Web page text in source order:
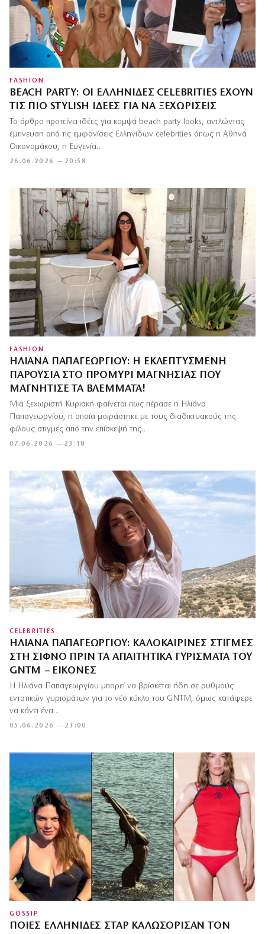
FASHION
BEACH PARTY: ΟΙ ΕΛΛΗΝΊΔΕΣ CELEBRITIES ΈΧΟΥΝ
ΤΙΣ ΠΙΟ STYLISH ΙΔΈΕΣ ΓΙΑ ΝΑ ΞΕΧΩΡΊΣΕΙΣ
26.06.2026 — 20:58
Το άρθρο προτείνει ιδέες για κομψά beach party looks, αντλώντας
έμπνευση από τις εμφανίσεις Ελληνίδων celebrities όπως η Αθηνά
Οικονομάκου, η Ευγενία…
FASHION
ΗΛΙΆΝΑ ΠΑΠΑΓΕΩΡΓΊΟΥ: Η ΕΚΛΕΠΤΥΣΜΈΝΗ
ΠΑΡΟΥΣΊΑ ΣΤΟ ΠΡΟΜΎΡΙ ΜΑΓΝΗΣΊΑΣ ΠΟΥ
ΜΑΓΝΉΤΙΣΕ ΤΑ ΒΛΈΜΜΑΤΑ!
07.06.2026 — 23:18
Μια ξεχωριστή Κυριακή φαίνεται πως πέρασε η Ηλιάνα
Παπαγεωργίου, η οποία μοιράστηκε με τους διαδικτυακούς της
φίλους στιγμές από την επίσκεψή της…
CELEBRITIES
ΗΛΙΆΝΑ ΠΑΠΑΓΕΩΡΓΊΟΥ: ΚΑΛΟΚΑΙΡΙΝΈΣ ΣΤΙΓΜΈΣ
ΣΤΗ ΣΊΦΝΟ ΠΡΙΝ ΤΑ ΑΠΑΙΤΗΤΙΚΆ ΓΥΡΊΣΜΑΤΑ ΤΟΥ
GNTM – ΕΙΚΌΝΕΣ
05.06.2026 — 23:00
Η Ηλιάνα Παπαγεωργίου μπορεί να βρίσκεται ήδη σε ρυθμούς
εντατικών γυρισμάτων για το νέο κύκλο του GNTM, όμως κατάφερε
να κάνει ένα…
GOSSIP
ΠΟΙΕΣ ΕΛΛΗΝΊΔΕΣ ΣΤΑΡ ΚΑΛΩΣΌΡΙΣΑΝ ΤΟΝ